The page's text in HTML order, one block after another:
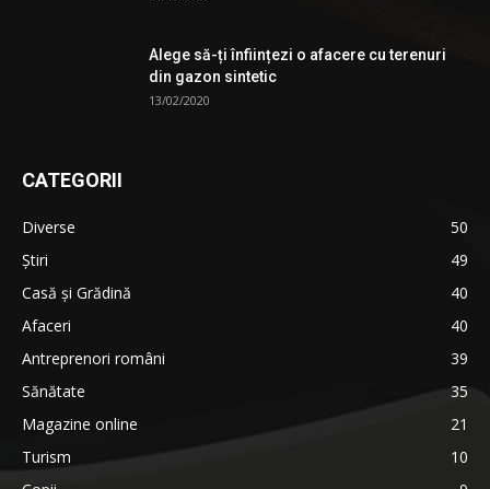
Alege să-ți înființezi o afacere cu terenuri
din gazon sintetic
13/02/2020
CATEGORII
Diverse
50
Știri
49
Casă și Grădină
40
Afaceri
40
Antreprenori români
39
Sănătate
35
Magazine online
21
Turism
10